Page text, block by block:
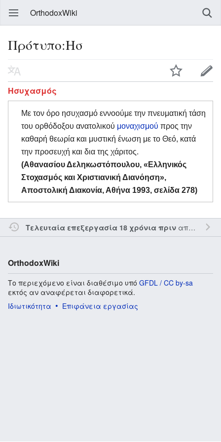
OrthodoxWiki
Πρότυπο:Ησ
Ησυχασμός
Με τον όρο ησυχασμό εννοούμε την πνευματική τάση
του ορθόδοξου ανατολικού μοναχισμού προς την
καθαρή θεωρία και μυστική ένωση με το Θεό, κατά
την προσευχή και δια της χάριτος.
(Αθανασίου Δεληκωστόπουλου, «Ελληνικός
Στοχασμός και Χριστιανική Διανόηση»,
Αποστολική Διακονία, Αθήνα 1993, σελίδα 278)
Τελευταία επεξεργασία 18 χρόνια πριναπό τον την
OrthodoxWiki
Το περιεχόμενο είναι διαθέσιμο υπό GFDL / CC by-sa
εκτός αν αναφέρεται διαφορετικά.
Ιδιωτικότητα
Επιφάνεια εργασίας